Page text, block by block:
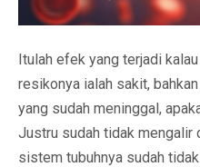
Itulah efek yang terjadi
resikonya ialah sakit,
yang sudah meninggal,
Justru sudah tidak mengalir
sistem tubuhnya sudah